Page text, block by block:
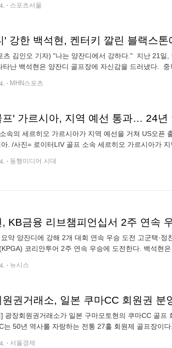
스포츠서울
' 강한 백석현, 켄터키 깔린 블랙스
츠 김인오 기자) "나는 양잔디에서 강하다." 지난 21일
타난 백석현은 양잔디 골프장에 자신감을 드러냈다.
MHN스포츠
프' 가르시아, 지역 예선 통과… 24년
속의 세르히오 가르시아가 지역 예선을 거쳐 US오픈
. /사진= 로이터LIV 골프 소속 세르히오 가르시아가
동행미디어 시대
, KB금융 리브챔피언십서 2주 연속
약 양잔디에 강해 2개 대회 연속 우승 도전 고군택·
코리안투어 2주 연속 우승에 도전한다. 백석현
뉴시스
원권거래소, 일본 쿠마CC 회원권 분
광장회원권거래소가 일본 구마모토현의 쿠마CC 골
는 50년 역사를 자랑하는 전통 27홀 회원제 골프장이
서울경제